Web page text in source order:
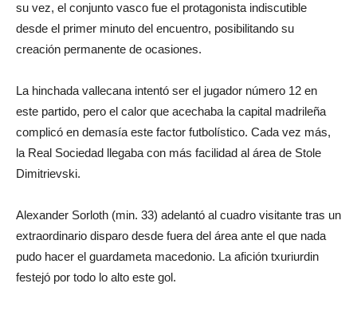
su vez, el conjunto vasco fue el protagonista indiscutible
desde el primer minuto del encuentro, posibilitando su
creación permanente de ocasiones.
La hinchada vallecana intentó ser el jugador número 12 en
este partido, pero el calor que acechaba la capital madrileña
complicó en demasía este factor futbolístico. Cada vez más,
la Real Sociedad llegaba con más facilidad al área de Stole
Dimitrievski.
Alexander Sorloth (min. 33) adelantó al cuadro visitante tras un
extraordinario disparo desde fuera del área ante el que nada
pudo hacer el guardameta macedonio. La afición txuriurdin
festejó por todo lo alto este gol.